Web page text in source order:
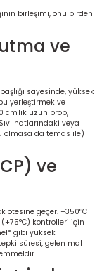
birleşimi, onu birden
ve
sayesinde, yüksek
yerleştirmek ve
cm'lik uzun prob,
hatlarındaki veya
olmasa da temas ile)
ve
ötesine geçer. +350°C
kontrolleri için
gibi yüksek
süresi, gelen mal